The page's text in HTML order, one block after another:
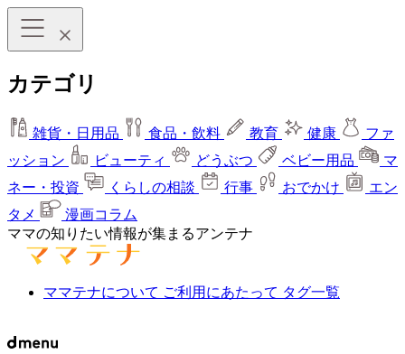
カテゴリ
雑貨・日用品 食品・飲料 教育 健康
ファ
ッション
ビューティ どうぶつ ベビー用品
マ
ネー・投資
くらしの相談 行事 おでかけ
エン
タメ
漫画コラム
ママの知りたい情報が集まるアンテナ
ママテナについて ご利用にあたって タグ一覧